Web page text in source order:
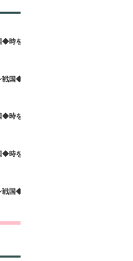
時をかける恋攻略】
国◆時をかける恋攻略】
時をかける恋攻略】
時をかける恋攻略】
国◆時をかける恋攻略】